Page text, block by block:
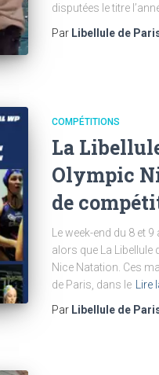
disputées le titre
Par Libellule de
COMPÉTITIONS
La
Olympic
de
Le week-end du 8 et
alors que La Libellule
Nice Natation. Ces
de Paris, dans le
Par Libellule de